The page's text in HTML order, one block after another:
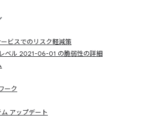
ビスでのリスク軽減策
ベル 2021-06-01 の脆弱性の詳細
ーク
アップデート